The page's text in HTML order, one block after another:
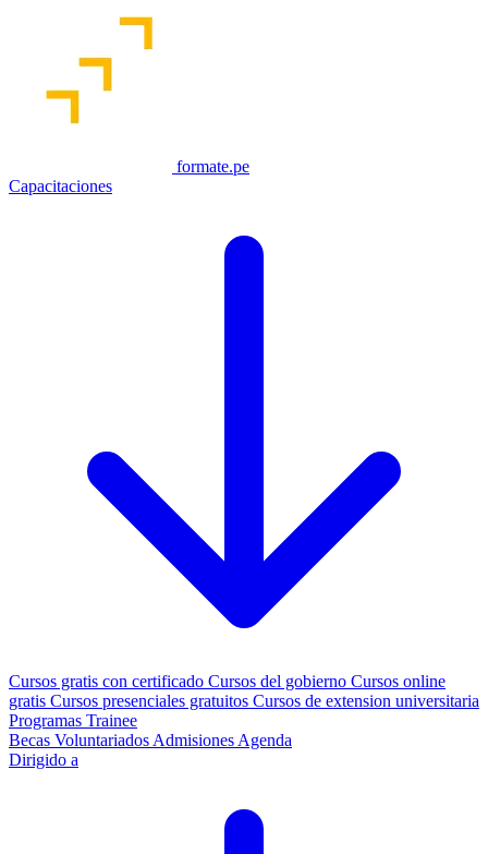
formate.pe
Capacitaciones
Cursos gratis con certificado Cursos del gobierno Cursos online
gratis Cursos presenciales gratuitos Cursos de extension universitaria
Programas Trainee
Becas Voluntariados Admisiones Agenda
Dirigido a